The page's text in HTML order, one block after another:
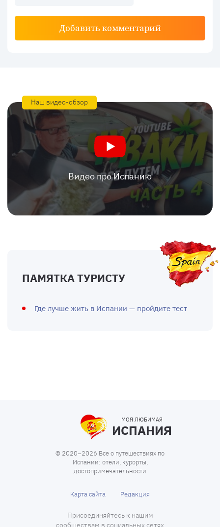
Добавить комментарий
Наш видео-обзор
Видео про Испанию
ПАМЯТКА ТУРИСТУ
Где лучше жить в Испании — пройдите тест
МОЯ ЛЮБИМАЯ
ИСПАНИЯ
© 2020–2026 Все о путешествиях по
Испании: отели, курорты,
достопримечательности
Карта сайта Редакция
Присоединяйтесь к нашим
сообществам в социальных сетях